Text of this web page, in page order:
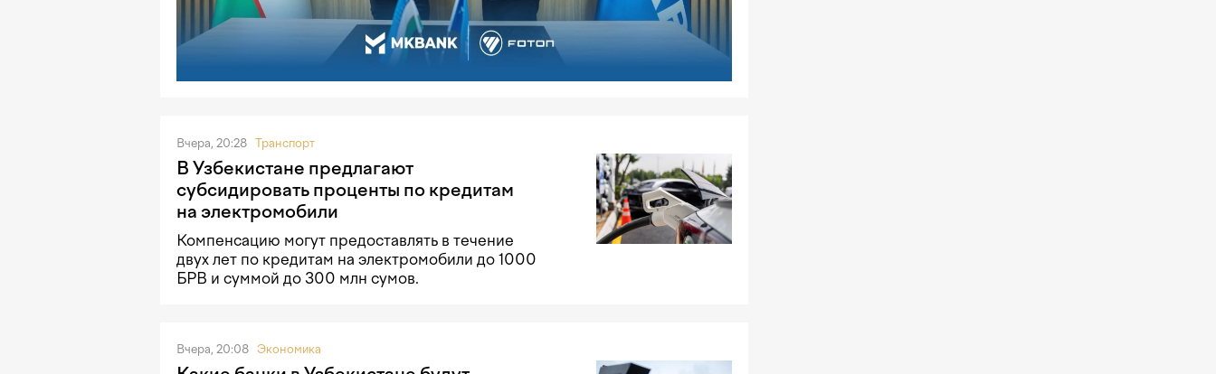
Вчера, 20:28 Транспорт
В Узбекистане предлагают
субсидировать проценты по кредитам
на электромобили
Компенсацию могут предоставлять в течение
двух лет по кредитам на электромобили до 1000
БРВ и суммой до 300 млн сумов.
Вчера, 20:08 Экономика